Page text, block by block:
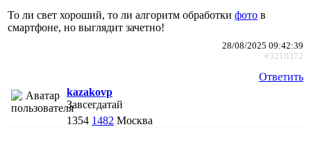
То ли свет хороший, то ли алгоритм обработки фото в
смартфоне, но выглядит зачетно!
28/08/2025 09:42:39
#3218372
Ответить
kazakovp
Завсегдатай
1354 1482 Москва